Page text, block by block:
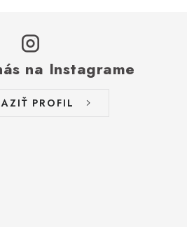
na Instagrame
PROFIL